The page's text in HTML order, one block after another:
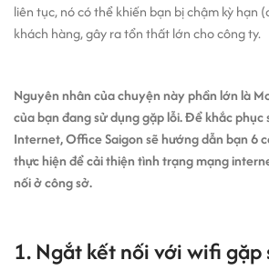
liên tục, nó có thể khiến bạn bị chậm kỳ hạn
khách hàng, gây ra tổn thất lớn cho công ty.
Nguyên nhân của chuyện này phần lớn là
của bạn đang sử dụng gặp lỗi. Để khắc
Internet, Office Saigon sẽ hướng dẫn bạn 6
thực hiện để cải thiện tình trạng mạng
nối ở công sở.
1. Ngắt kết nối với wifi gặp